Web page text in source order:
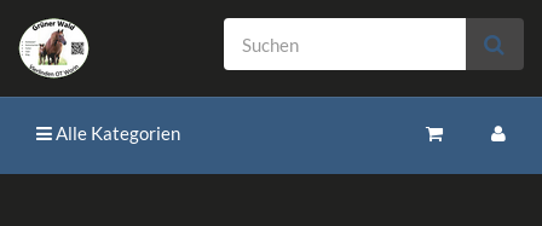
Alle Kategorien